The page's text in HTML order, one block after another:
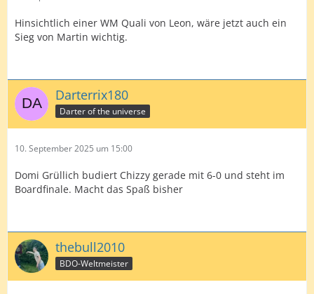
Hinsichtlich einer WM Quali von Leon, wäre jetzt auch ein
Sieg von Martin wichtig.
Darterrix180
Darter of the universe
10. September 2025 um 15:00
Domi Grüllich budiert Chizzy gerade mit 6-0 und steht im
Boardfinale. Macht das Spaß bisher
thebull2010
BDO-Weltmeister